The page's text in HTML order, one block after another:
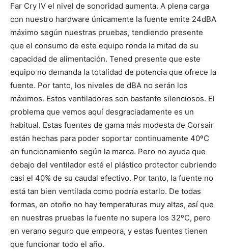
Far Cry IV el nivel de sonoridad aumenta. A plena carga
con nuestro hardware únicamente la fuente emite 24dBA
máximo según nuestras pruebas, tendiendo presente
que el consumo de este equipo ronda la mitad de su
capacidad de alimentación. Tened presente que este
equipo no demanda la totalidad de potencia que ofrece la
fuente. Por tanto, los niveles de dBA no serán los
máximos. Estos ventiladores son bastante silenciosos. El
problema que vemos aquí desgraciadamente es un
habitual. Estas fuentes de gama más modesta de Corsair
están hechas para poder soportar continuamente 40ºC
en funcionamiento según la marca. Pero no ayuda que
debajo del ventilador esté el plástico protector cubriendo
casi el 40% de su caudal efectivo. Por tanto, la fuente no
está tan bien ventilada como podría estarlo. De todas
formas, en otoño no hay temperaturas muy altas, así que
en nuestras pruebas la fuente no supera los 32ºC, pero
en verano seguro que empeora, y estas fuentes tienen
que funcionar todo el año.